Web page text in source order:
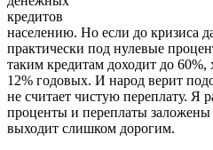
кредитов
населению. Но если до кризиса
практически под нулевые
таким кредитам доходит до 60%,
12% годовых. И народ верит
не считает чистую переплату. Я
проценты и переплаты
выходит слишком дорогим.